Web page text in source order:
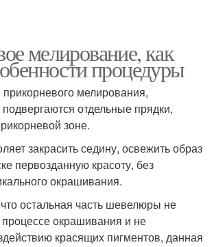
мелирование, как
процедуры
мелирования,
отдельные прядки,
зоне.
закрасить седину, освежить образ
первозданную красоту, без
окрашивания.
остальная часть шевелюры не
окрашивания и не
красящих пигментов, данная